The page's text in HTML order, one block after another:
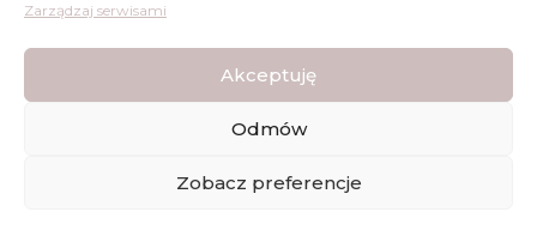
Zarządzaj serwisami
Akceptuję
Odmów
Zobacz preferencje
zastrzeżone © | Wykonanie strony:WDesign